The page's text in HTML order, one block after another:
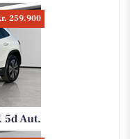
259.900
5d Aut.